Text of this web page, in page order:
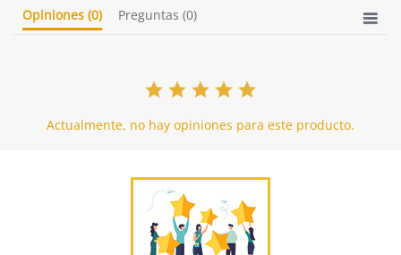
Opiniones (0) Preguntas (0)
Actualmente, no hay opiniones para este producto.